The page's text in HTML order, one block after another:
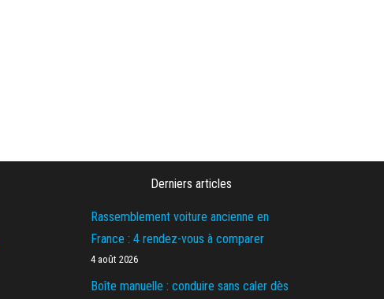
Derniers articles
Rassemblement voiture ancienne en
France : 4 rendez-vous à comparer
4 août 2026
Boîte manuelle : conduire sans caler dès